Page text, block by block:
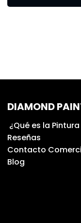
DIAMOND
¿Qué es la
Reseñas
Contacto
Blog